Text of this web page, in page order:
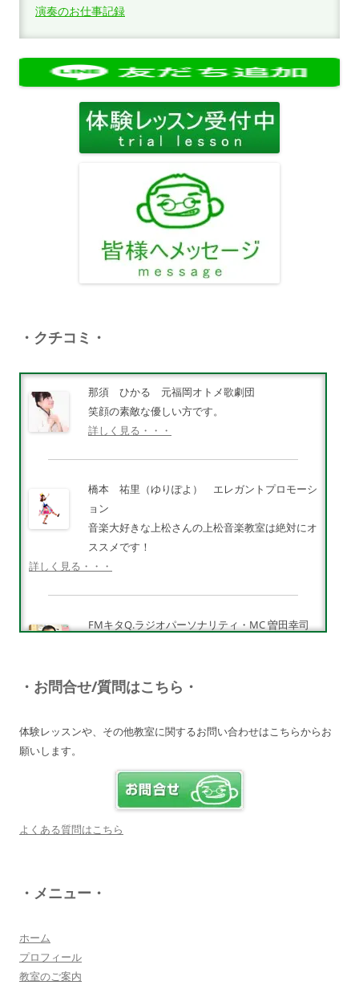
演奏のお仕事記録
・クチコミ・
那須 ひかる 元福岡オトメ歌劇団
笑顔の素敵な優しい方です。
詳しく見る・・・
橋本 祐里（ゆりぽよ） エレガントプロモーシ
ョン
音楽大好きな上松さんの上松音楽教室は絶対にオ
ススメです！
詳しく見る・・・
FMキタQ.ラジオパーソナリティ・MC 曽田幸司
♪
上松先生に教わればきっともっともっと音楽大好
きになりますよ♪
大切なお子さんの習い事。
・お問合せ/質問はこちら・
体験レッスンや、その他教室に関するお問い合わせはこちらからお
願いします。
よくある質問はこちら
・メニュー・
ホーム
プロフィール
教室のご案内